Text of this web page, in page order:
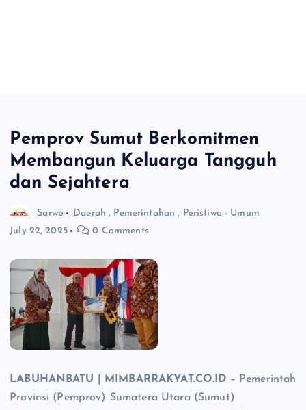
Pemprov Sumut Berkomitmen
Membangun Keluarga Tangguh
dan Sejahtera
Sarwo Daerah , Pemerintahan , Peristiwa - Umum
July 22, 2025
0 Comments
LABUHANBATU | MIMBARRAKYAT.CO.ID – Pemerintah
Provinsi (Pemprov) Sumatera Utara (Sumut)